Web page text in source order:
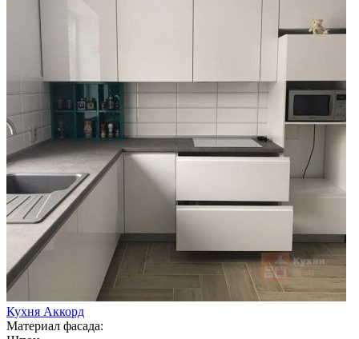
Кухня Аккорд
Материал фасада: